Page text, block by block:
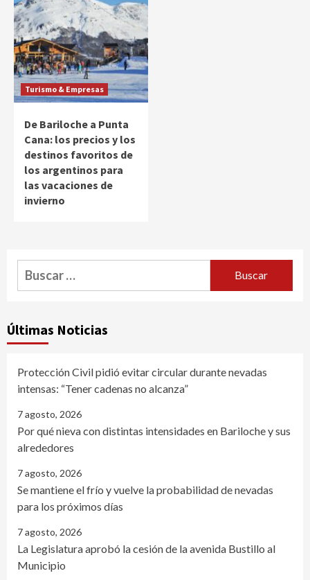
Turismo & Empresas
De Bariloche a Punta
Cana: los precios y los
destinos favoritos de
los argentinos para
las vacaciones de
invierno
Buscar:
Últimas Noticias
Protección Civil pidió evitar circular durante nevadas
intensas: “Tener cadenas no alcanza”
7 agosto, 2026
Por qué nieva con distintas intensidades en Bariloche y sus
alrededores
7 agosto, 2026
Se mantiene el frío y vuelve la probabilidad de nevadas
para los próximos días
7 agosto, 2026
La Legislatura aprobó la cesión de la avenida Bustillo al
Municipio